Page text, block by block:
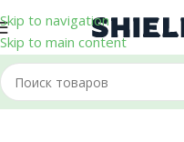
Skip to navigation
Skip to main content
Главная/Блокноты